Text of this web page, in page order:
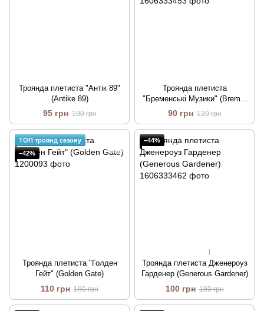
Троянда плетиста "Антік 89"
(Antike 89)
95 грн 190 грн
Троянда плетиста
"Бременські Музики" (Bremer
Stadtmusikanten)
90 грн 120 грн
ТОП троянд сезону
−42%
Троянда плетиста "Голден
Гейт" (Golden Gate)
110 грн 190 грн
−44%
1
Троянда плетиста Дженероуз
Гарденер (Generous Gardener)
100 грн 180 грн